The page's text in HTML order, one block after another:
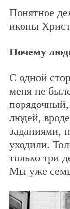
Понятное
иконы
Почему
С одной
меня не
людей,
заданиями,
уходили.
только три
Мы уже семь